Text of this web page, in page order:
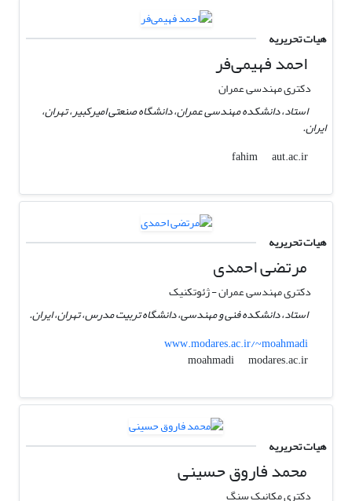
هیات تحریریه
احمد فهیمی‌فر
دکتری مهندسی عمران
استاد، دانشکده مهندسی عمران، دانشگاه صنعتی امیرکبیر، تهران،
ایران.
fahim
aut.ac.ir
هیات تحریریه
مرتضی احمدی
دکتری مهندسی عمران - ژئوتکنیک
استاد، دانشکده فنی و مهندسی، دانشگاه تربیت مدرس، تهران، ایران.
www.modares.ac.ir/~moahmadi
moahmadi
modares.ac.ir
هیات تحریریه
محمد فاروق حسینی
دکتری مکانیک سنگ